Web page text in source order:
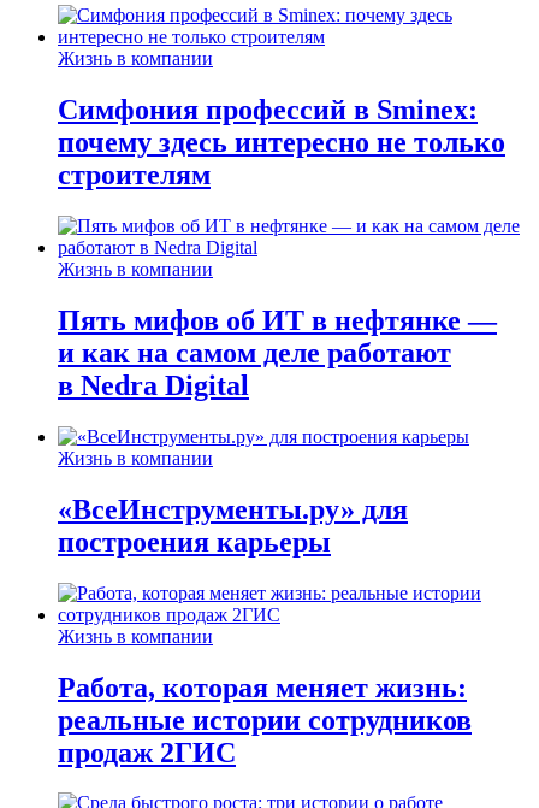
Жизнь в компании
Симфония профессий в Sminex:
почему здесь интересно не только
строителям
Жизнь в компании
Пять мифов об ИТ в нефтянке —
и как на самом деле работают
в Nedra Digital
Жизнь в компании
«ВсеИнструменты.ру» для
построения карьеры
Жизнь в компании
Работа, которая меняет жизнь:
реальные истории сотрудников
продаж 2ГИС